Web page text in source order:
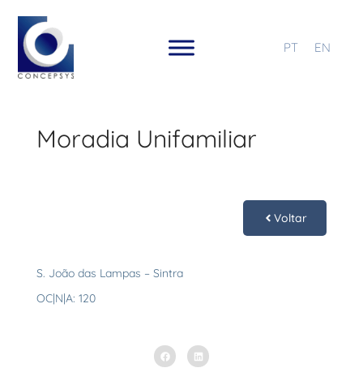
PT EN
Moradia Unifamiliar
Voltar
S. João das Lampas – Sintra
OC|N|A: 120